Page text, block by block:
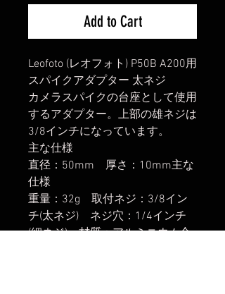
Add to Cart
Leofoto (レオフォト) P50B A200用
スパイクアダプター 太ネジ
カメラスパイクの台座として使用
するアダプター。上部の雄ネジは
3/8インチになっています。
主な仕様
直径：50mm 厚さ：10mm主な
仕様
重量：32g 取付ネジ：3/8イン
チ(太ネジ) ネジ穴：1/4インチ
(細ネジ) 材質：アルミニウム合